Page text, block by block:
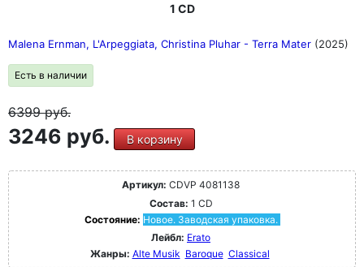
1 CD
Malena Ernman, L'Arpeggiata, Christina Pluhar - Terra Mater (2025)
Есть в наличии
6399руб.
3246 руб. В корзину
Артикул: CDVP 4081138
Состав: 1 CD
Состояние: Новое. Заводская упаковка.
Лейбл: Erato
Жанры: Alte Musik Baroque Classical